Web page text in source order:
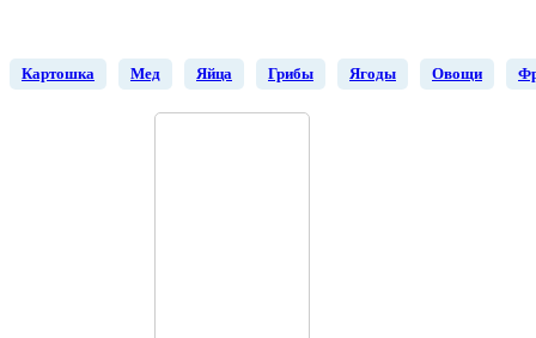
Картошка Мед Яйца Грибы Ягоды Овощи